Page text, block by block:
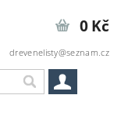
drevenelisty@seznam.cz
0 Kč